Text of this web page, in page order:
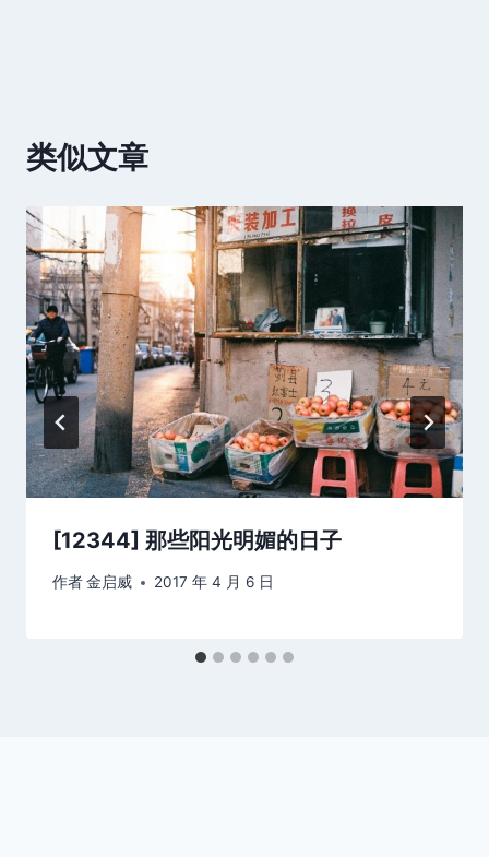
类似文章
[12344] 那些阳光明媚的日子
作者金启威 2017 年 4 月 6 日